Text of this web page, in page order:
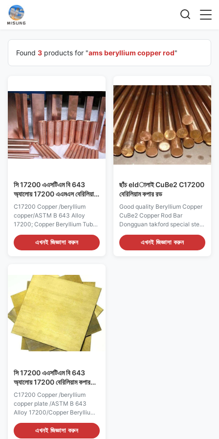
Found 3 products for "ams beryllium copper rod"
সি 17200 এএসটিএম বি 643
অ্যালোয় 17200 এএমএস বেরিলিয়াম
কপার রড
C17200 Copper /beryllium
copper/ASTM B 643 Alloy
17200; Copper Beryllium Tube;
AMS Product Description
C17200 Beryllium Copper
(AMS 4535) is the most
in both Solution and
Precipitation Heat Treated
tubing as well as Solution Heat
Treated Rod and Bar. In its age
hardened condition C17200
attains the highest strength and
hardness of any commercial
copper based alloy. The
ultimate tensile strength can
এখনই জিজ্ঞাসা করুন
ছাঁচ eldালাই CuBe2 C17200
বেরিলিয়াম কপার রড
Good quality Beryllium Copper
CuBe2 Copper Rod Bar
Dongguan takford special steel
company selling copper alloys
such as chromium zirconium
copper, beryllium copper,
এখনই জিজ্ঞাসা করুন
সি 17200 এএসটিএম বি 643
অ্যালোয় 17200 বেরিলিয়াম কপার
প্লেট
C17200 Copper /beryllium
copper plate /ASTM B 643
Alloy 17200/Copper Beryllium
plate Product Description
C17200 Beryllium Copper
এখনই জিজ্ঞাসা করুন